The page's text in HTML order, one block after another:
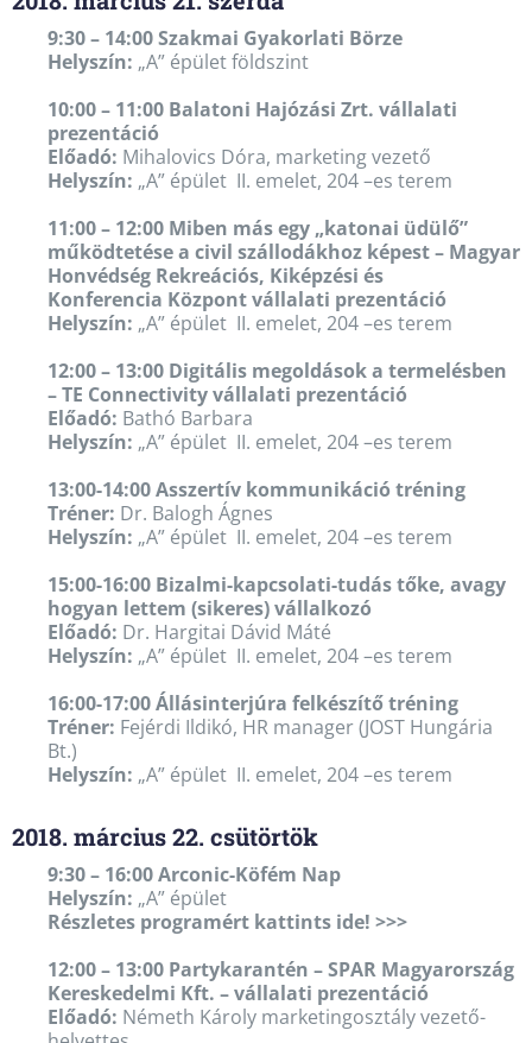
9:30 – 14:00 Szakmai Gyakorlati Börze
Helyszín: „A” épület földszint
10:00 – 11:00 Balatoni Hajózási Zrt. vállalati
prezentáció
Előadó: Mihalovics Dóra, marketing vezető
Helyszín: „A” épület II. emelet, 204 –es terem
11:00 – 12:00 Miben más egy „katonai üdülő”
működtetése a civil szállodákhoz képest – Magyar
Honvédség Rekreációs, Kiképzési és
Konferencia Központ vállalati prezentáció
Helyszín: „A” épület II. emelet, 204 –es terem
12:00 – 13:00 Digitális megoldások a termelésben
– TE Connectivity vállalati prezentáció
Előadó: Bathó Barbara
Helyszín: „A” épület II. emelet, 204 –es terem
13:00-14:00 Asszertív kommunikáció tréning
Tréner: Dr. Balogh Ágnes
Helyszín: „A” épület II. emelet, 204 –es terem
15:00-16:00 Bizalmi-kapcsolati-tudás tőke, avagy
hogyan lettem (sikeres) vállalkozó
Előadó: Dr. Hargitai Dávid Máté
Helyszín: „A” épület II. emelet, 204 –es terem
16:00-17:00 Állásinterjúra felkészítő tréning
Tréner: Fejérdi Ildikó, HR manager (JOST Hungária
Bt.)
Helyszín: „A” épület II. emelet, 204 –es terem
2018. március 22. csütörtök
9:30 – 16:00 Arconic-Köfém Nap
Helyszín: „A” épület
Részletes programért kattints ide! >>>
12:00 – 13:00 Partykarantén – SPAR Magyarország
Kereskedelmi Kft. – vállalati prezentáció
Előadó: Németh Károly marketingosztály vezető-